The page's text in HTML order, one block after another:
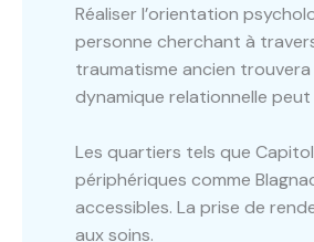
Réaliser l’orientation
personne cherchant à
traumatisme ancien trouvera
dynamique relationnelle
Les quartiers tels que
périphériques comme
accessibles. La prise de
aux soins.